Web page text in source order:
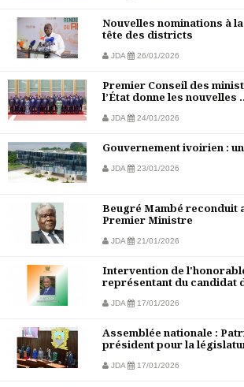
Nouvelles nominations à
tête des districts
JDA 26/01/2026
Premier Conseil des
l’État donne les nouvelles
JDA 24/01/2026
Gouvernement ivoirien :
JDA 23/01/2026
Beugré Mambé reconduit
Premier Ministre
JDA 21/01/2026
Intervention de
représentant du candidat
JDA 17/01/2026
Assemblée nationale :
président pour la
JDA 17/01/2026